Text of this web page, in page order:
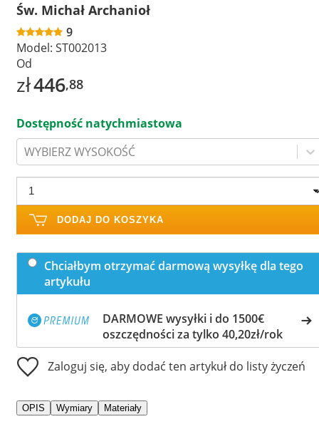
Św. Michał Archanioł
9
Model: ST002013
Od
zł446,88
Dostępność natychmiastowa
WYBIERZ WYSOKOŚĆ
DODAJ DO KOSZYKA
Chciałbym otrzymać darmową wysyłkę dla tego
artykułu
DARMOWE wysyłki i do 1500€
oszczędności za tylko 40,20zł/rok
Zaloguj się, aby dodać ten artykuł do listy życzeń
OPIS Wymiary Materiały